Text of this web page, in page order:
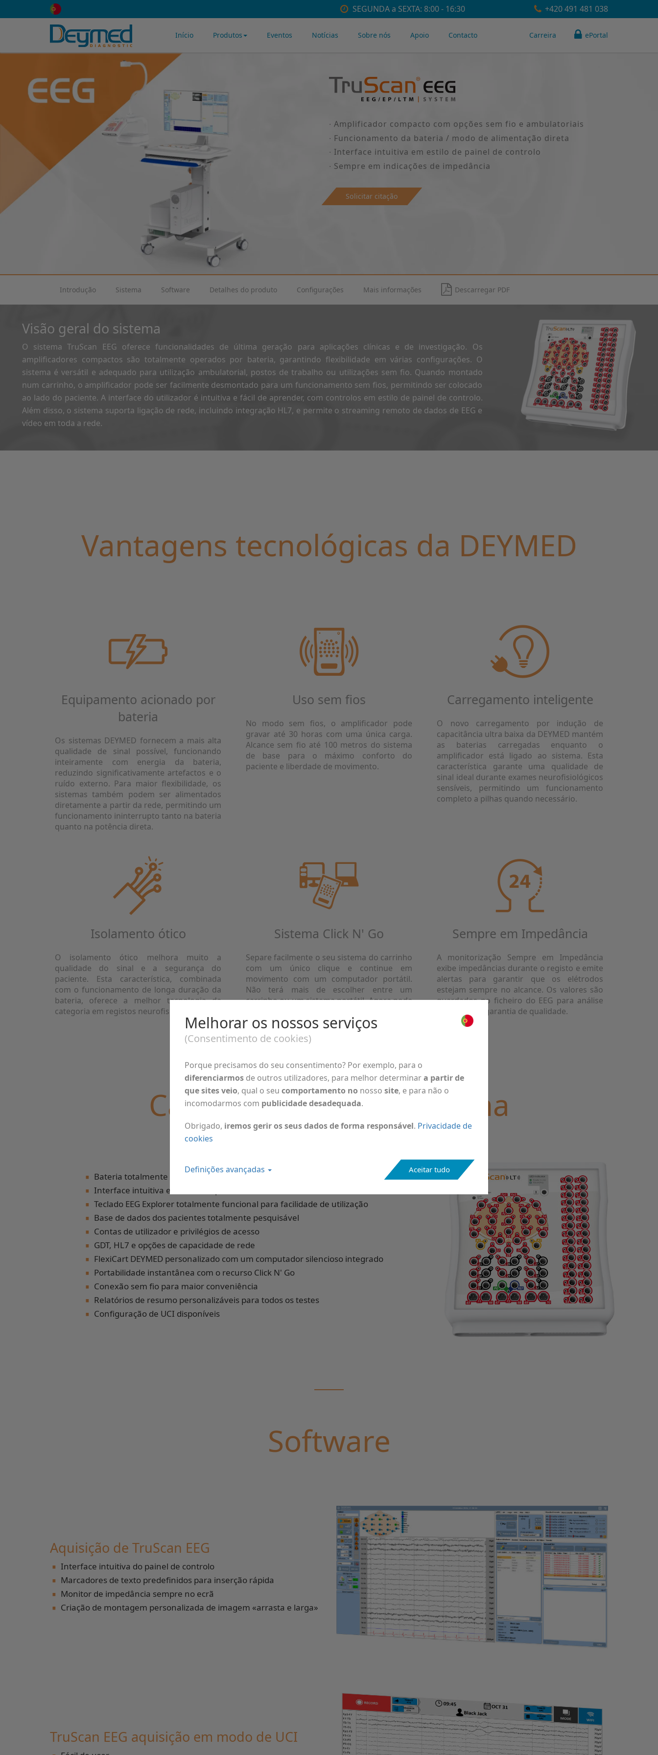
SEGUNDA a SEXTA: 8:00 - 16:30 +420 491 481 038
Carreira ePortal
Início Produtos Eventos Notícias Sobre nós Apoio Contacto
∙ Amplificador compacto com opções sem fio e ambulatoriais
∙ Funcionamento da bateria / modo de alimentação direta
∙ Interface intuitiva em estilo de painel de controlo
∙ Sempre em indicações de impedância
Solicitar citação
Introdução Sistema Software Detalhes do produto Configurações Mais informações Descarregar PDF
Visão geral do sistema
O sistema TruScan EEG oferece funcionalidades de última geração para aplicações clínicas e de investigação. Os
amplificadores compactos são totalmente operados por bateria, garantindo flexibilidade em várias configurações. O
sistema é versátil e adequado para utilização ambulatorial, postos de trabalho ou utilizações sem fio. Quando montado
num carrinho, o amplificador pode ser facilmente desmontado para um funcionamento sem fios, permitindo ser colocado
ao lado do paciente. A interface do utilizador é intuitiva e fácil de aprender, com controlos em estilo de painel de controlo.
Além disso, o sistema suporta ligação de rede, incluindo integração HL7, e permite o streaming remoto de dados de EEG e
vídeo em toda a rede.
Vantagens tecnológicas da DEYMED
Equipamento acionado por
bateria
Os sistemas DEYMED fornecem a mais alta
qualidade de sinal possível, funcionando
inteiramente com energia da bateria,
reduzindo significativamente artefactos e o
ruído externo. Para maior flexibilidade, os
sistemas também podem ser alimentados
diretamente a partir da rede, permitindo um
funcionamento ininterrupto tanto na bateria
quanto na potência direta.
Uso sem fios
No modo sem fios, o amplificador pode
gravar até 30 horas com uma única carga.
Alcance sem fio até 100 metros do sistema
de base para o máximo conforto do
paciente e liberdade de movimento.
Carregamento inteligente
O novo carregamento por indução de
capacitância ultra baixa da DEYMED mantém
as baterias carregadas enquanto o
amplificador está ligado ao sistema. Esta
característica garante uma qualidade de
sinal ideal durante exames neurofisiológicos
sensíveis, permitindo um funcionamento
completo a pilhas quando necessário.
Isolamento ótico
O isolamento ótico melhora muito a
qualidade do sinal e a segurança do
paciente. Esta característica, combinada
com o funcionamento de longa duração da
bateria, oferece a melhor tecnologia da
categoria em registos neurofisiológicos.
Sistema Click N' Go
Separe facilmente o seu sistema do carrinho
com um único clique e continue em
movimento com um computador portátil.
Não terá mais de escolher entre um
carrinho ou um sistema portátil. Agora pode
Sempre em Impedância
A monitorização Sempre em Impedância
exibe impedâncias durante o registo e emite
alertas para garantir que os elétrodos
estejam sempre no alcance. Os valores são
guardados no ficheiro do EEG para análise
posterior de garantia de qualidade.
Características do sistema
∙ Bateria totalmente operada por carregamento inteligente para uma qualidade de sinal superior
∙ Interface intuitiva em estilo de painel de controlo
∙ Teclado EEG Explorer totalmente funcional para facilidade de utilização
∙ Base de dados dos pacientes totalmente pesquisável
∙ Contas de utilizador e privilégios de acesso
∙ GDT, HL7 e opções de capacidade de rede
∙ FlexiCart DEYMED personalizado com um computador silencioso integrado
∙ Portabilidade instantânea com o recurso Click N' Go
∙ Conexão sem fio para maior conveniência
∙ Relatórios de resumo personalizáveis para todos os testes
∙ Configuração de UCI disponíveis
Software
Aquisição de TruScan EEG
∙ Interface intuitiva do painel de controlo
∙ Marcadores de texto predefinidos para inserção rápida
∙ Monitor de impedância sempre no ecrã
∙ Criação de montagem personalizada de imagem «arrasta e larga»
TruScan EEG aquisição em modo de UCI
Melhorar os nossos serviços
(Consentimento de cookies)
Porque precisamos do seu consentimento? Por exemplo, para o
diferenciarmos de outros utilizadores, para melhor determinara partir de
que sites veio, qual o seu comportamento no nosso site, e para não o
incomodarmos com publicidade desadequada.
Obrigado, iremos gerir os seus dados de forma responsável. Privacidade de
cookies
Definições avançadas Aceitar tudo